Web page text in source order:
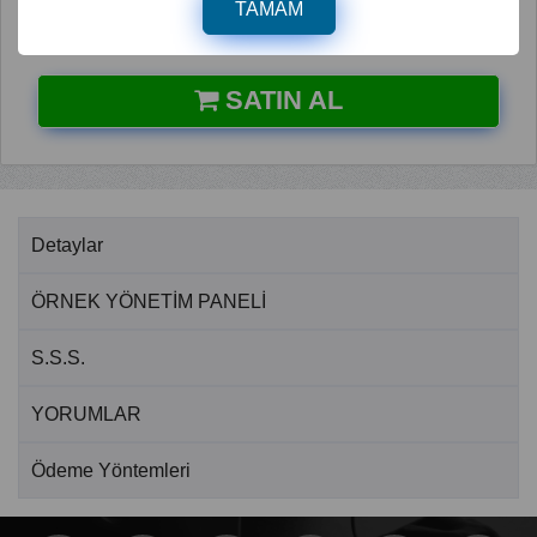
SATIN AL
Detaylar
ÖRNEK YÖNETİM PANELİ
S.S.S.
YORUMLAR
Ödeme Yöntemleri
TAMAM